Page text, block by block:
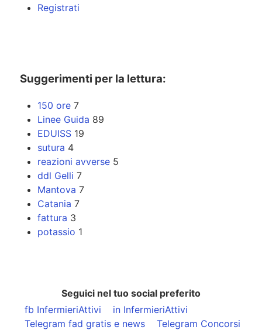
Registrati
Suggerimenti per la lettura:
150 ore 7
Linee Guida 89
EDUISS 19
sutura 4
reazioni avverse 5
ddl Gelli 7
Mantova 7
Catania 7
fattura 3
potassio 1
Seguici nel tuo social preferito
fb InfermieriAttivi
in InfermieriAttivi
Telegram fad gratis e news
Telegram Concorsi